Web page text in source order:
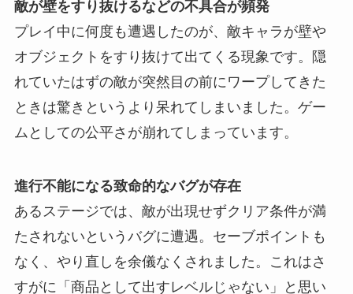
敵が壁をすり抜けるなどの不具合が頻発
プレイ中に何度も遭遇したのが、敵キャラが壁や
オブジェクトをすり抜けて出てくる現象です。隠
れていたはずの敵が突然目の前にワープしてきた
ときは驚きというより呆れてしまいました。ゲー
ムとしての公平さが崩れてしまっています。
進行不能になる致命的なバグが存在
あるステージでは、敵が出現せずクリア条件が満
たされないというバグに遭遇。セーブポイントも
なく、やり直しを余儀なくされました。これはさ
すがに「商品として出すレベルじゃない」と思い